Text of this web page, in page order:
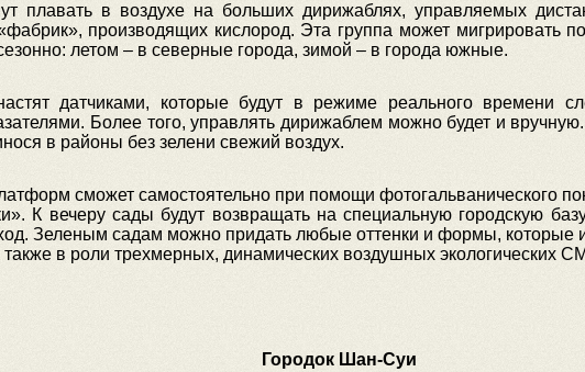
плавать в воздухе на больших дирижаблях, управляемых
производящих кислород. Эта группа может мигрировать
летом – в северные города, зимой – в города южные.
датчиками, которые будут в режиме реального времени
Более того, управлять дирижаблем можно будет и
в районы без зелени свежий воздух.
сможет самостоятельно при помощи фотогальванического
К вечеру сады будут возвращать на специальную городскую
Зеленым садам можно придать любые оттенки и формы,
в роли трехмерных, динамических воздушных экологических
Городок Шан-Суи